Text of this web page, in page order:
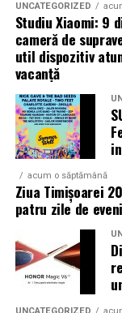
UNCATEGORIZED
Studiu Xiaomi: 9
cameră de
util dispozitiv
vacanță
acum o săptămână
Ziua Timișoarei
patru zile de